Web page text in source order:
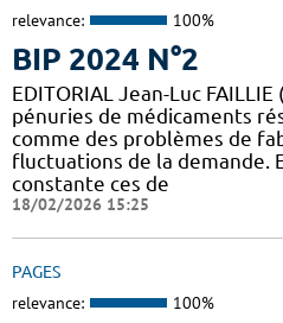
relevance: 100%
BIP 2024 N°2
EDITORIAL Jean-Luc
pénuries de médicaments
comme des problèmes de
fluctuations de la demande.
constante ces de
18/02/2026 15:25
PAGES
relevance: 100%